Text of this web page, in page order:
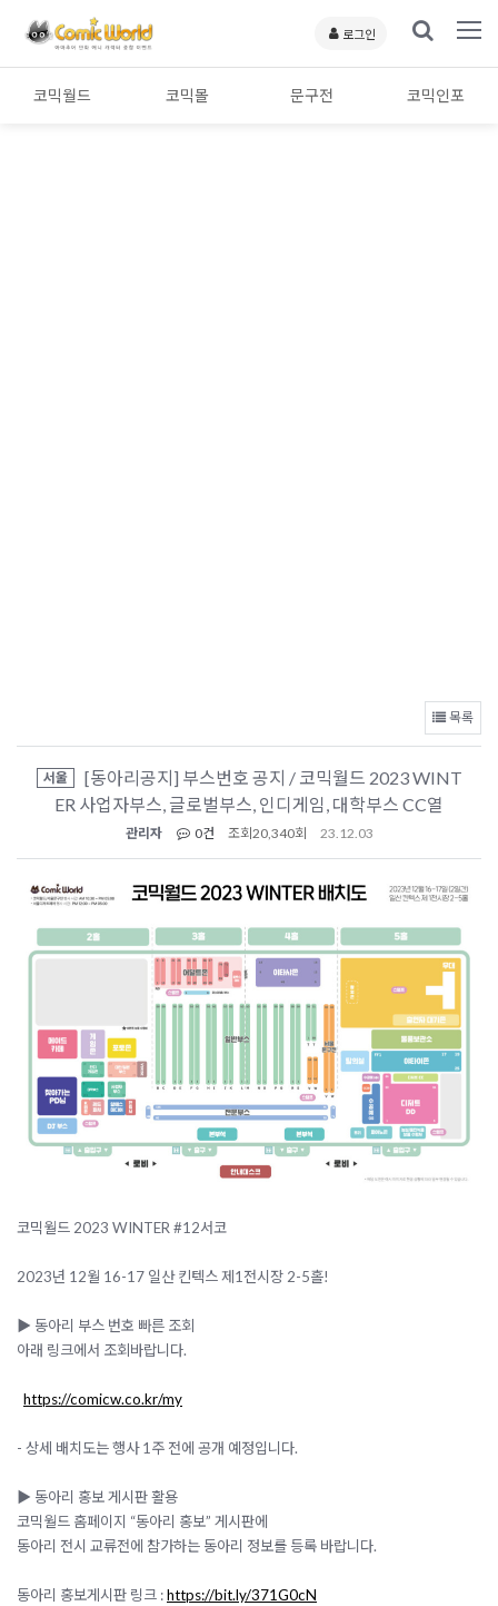
로그인
코믹월드 코믹몰 문구전 코믹인포
목록
서울
[동아리공지] 부스번호 공지 / 코믹월드 2023 WINT
ER 사업자부스, 글로벌부스, 인디게임, 대학부스 CC열
관리자 0건 조회 20,340회 23.12.03
코믹월드 2023 WINTER #12서코
2023년 12월 16-17 일산 킨텍스 제1전시장 2-5홀!
▶️ 동아리 부스 번호 빠른 조회
아래 링크에서 조회바랍니다.
https://comicw.co.kr/my
- 상세 배치도는 행사 1주 전에 공개 예정입니다.
▶️ 동아리 홍보 게시판 활용
코믹월드 홈페이지 “동아리 홍보” 게시판에
동아리 전시 교류전에 참가하는 동아리 정보를 등록 바랍니다.
동아리 홍보게시판 링크 :https://bit.ly/371G0cN